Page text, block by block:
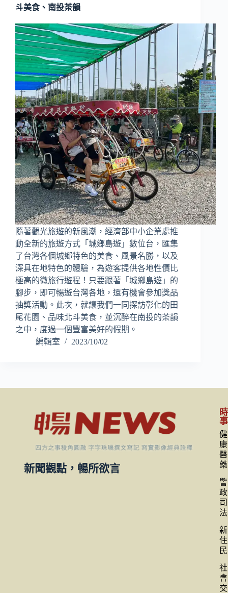
斗美食、南投茶韻
隨著觀光旅遊的新風潮，經濟部中小企業處推
動全新的旅遊方式「城鄉島遊」數位台，匯集
了台灣各個城鄉特色的美食、風景名勝，以及
深具在地特色的體驗，為遊客提供各地性價比
極高的微旅行遊程！只要跟著「城鄉島遊」的
腳步，即可暢遊台灣各地，還有機會參加獎品
抽獎活動。此次，就讓我們一同探訪彰化的田
尾花園、品味北斗美食，並沉醉在南投的茶韻
之中，度過一個豐富美好的假期。
編輯室
2023/10/02
新聞觀點，暢所欲言
時
事
健
康
醫
藥
警
政
司
法
新
住
民
社
會
交